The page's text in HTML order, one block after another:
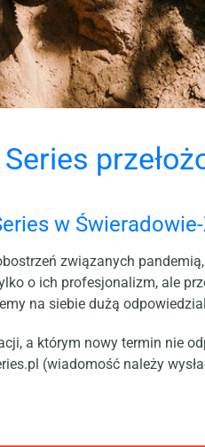
w
związanych
o ich profesjonalizm, ale
na siebie dużą
a którym nowy termin nie
(wiadomość należy